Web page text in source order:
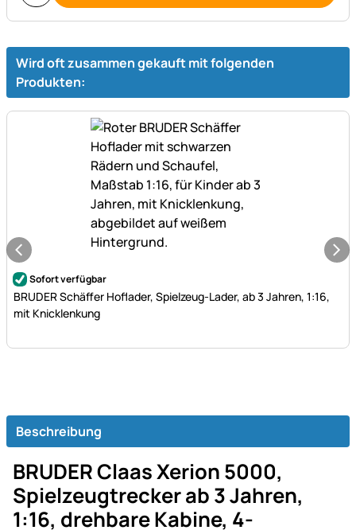
Wird oft zusammen gekauft mit folgenden
Produkten:
Noch keine Bewertungen abgegeben
Sofort verfügbar
BRUDER Schäffer Hoflader, Spielzeug-Lader, ab 3 Jahren, 1:16,
mit Knicklenkung
Beschreibung
BRUDER Claas Xerion 5000,
Spielzeugtrecker ab 3 Jahren,
1:16, drehbare Kabine, 4-